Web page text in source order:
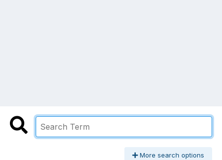
More search options